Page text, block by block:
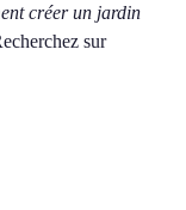
créer un jardin
sur